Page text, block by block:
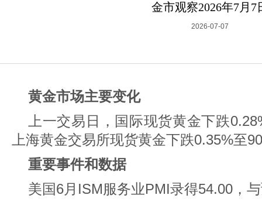
金市观察2026年7月7
2026-07-07
黄金市场主要变化
上一交易日，国际现货黄金下跌
上海黄金交易所现货黄金下跌0.35%至
重要事件和数据
美国6月ISM服务业PMI录得54.00，